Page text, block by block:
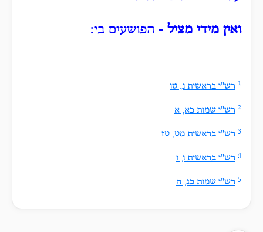
ואין מידי מציל - הפושעים בי:
1 רש"י בראשית נ, טו
2 רש"י שמות כא, א
3 רש"י בראשית מט, טז
4 רש"י בראשית ו, ו
5 רש"י שמות כג, ה